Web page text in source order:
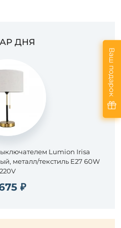
ДНЯ
Lumion Irisa
металл/текстиль E27 60W
220V
₽
Ваш подарок